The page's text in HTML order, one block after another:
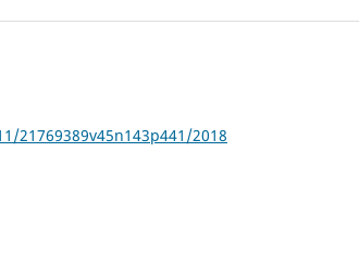
21769389v45n143p441/2018